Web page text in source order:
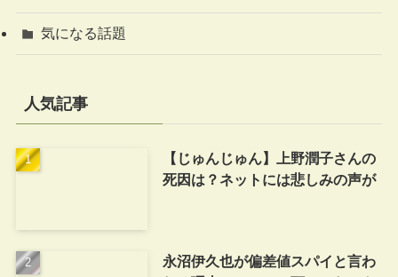
気になる話題
人気記事
【じゅんじゅん】上野潤子さんの
死因は？ネットには悲しみの声が
永沼伊久也が偏差値スパイと言わ